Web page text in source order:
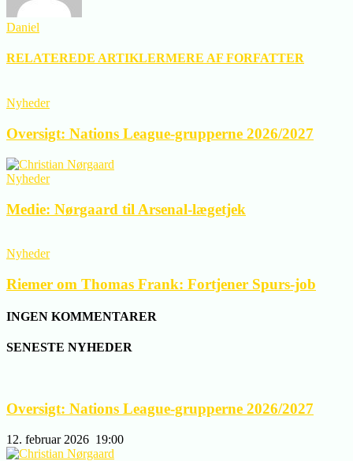
Daniel
RELATEREDE ARTIKLERMERE AF FORFATTER
Nyheder
Oversigt: Nations League-grupperne 2026/2027
Nyheder
Medie: Nørgaard til Arsenal-lægetjek
Nyheder
Riemer om Thomas Frank: Fortjener Spurs-job
INGEN KOMMENTARER
SENESTE NYHEDER
Oversigt: Nations League-grupperne 2026/2027
12. februar 2026 19:00